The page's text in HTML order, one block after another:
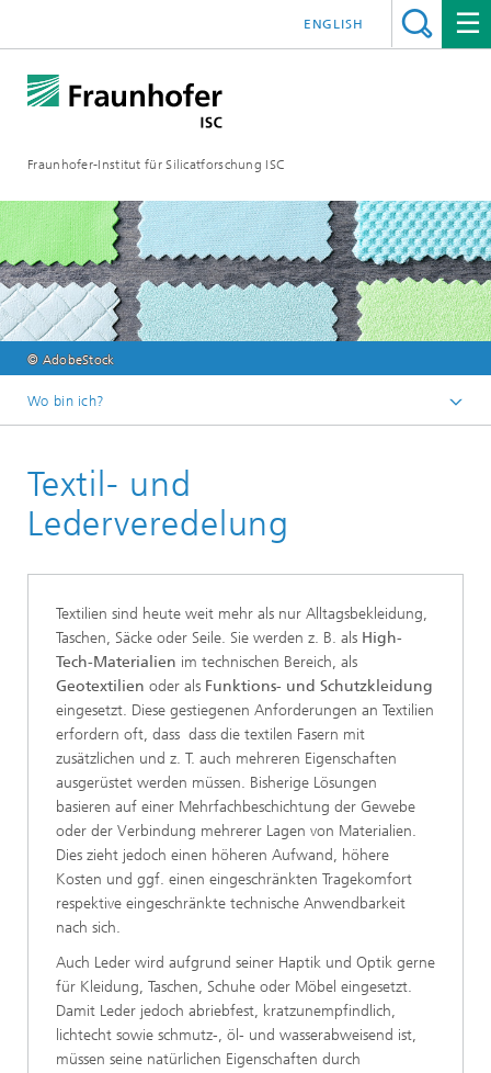
Fraunhofer-Institut für Silicatforschung ISC
ENGLISH
© AdobeStock
Wo bin ich?
Arbeitsgebiete
Textil- und
Lederveredelung
Textilien sind heute weit mehr als nur Alltagsbekleidung,
Taschen, Säcke oder Seile. Sie werden z. B. als High-
Tech-Materialien im technischen Bereich, als
Geotextilien oder als Funktions- und Schutzkleidung
eingesetzt. Diese gestiegenen Anforderungen an Textilien
erfordern oft, dass dass die textilen Fasern mit
zusätzlichen und z. T. auch mehreren Eigenschaften
ausgerüstet werden müssen. Bisherige Lösungen
basieren auf einer Mehrfachbeschichtung der Gewebe
oder der Verbindung mehrerer Lagen von Materialien.
Dies zieht jedoch einen höheren Aufwand, höhere
Kosten und ggf. einen eingeschränkten Tragekomfort
respektive eingeschränkte technische Anwendbarkeit
nach sich.
Auch Leder wird aufgrund seiner Haptik und Optik gerne
für Kleidung, Taschen, Schuhe oder Möbel eingesetzt.
Damit Leder jedoch abriebfest, kratzunempfindlich,
lichtecht sowie schmutz-, öl- und wasserabweisend ist,
müssen seine natürlichen Eigenschaften durch